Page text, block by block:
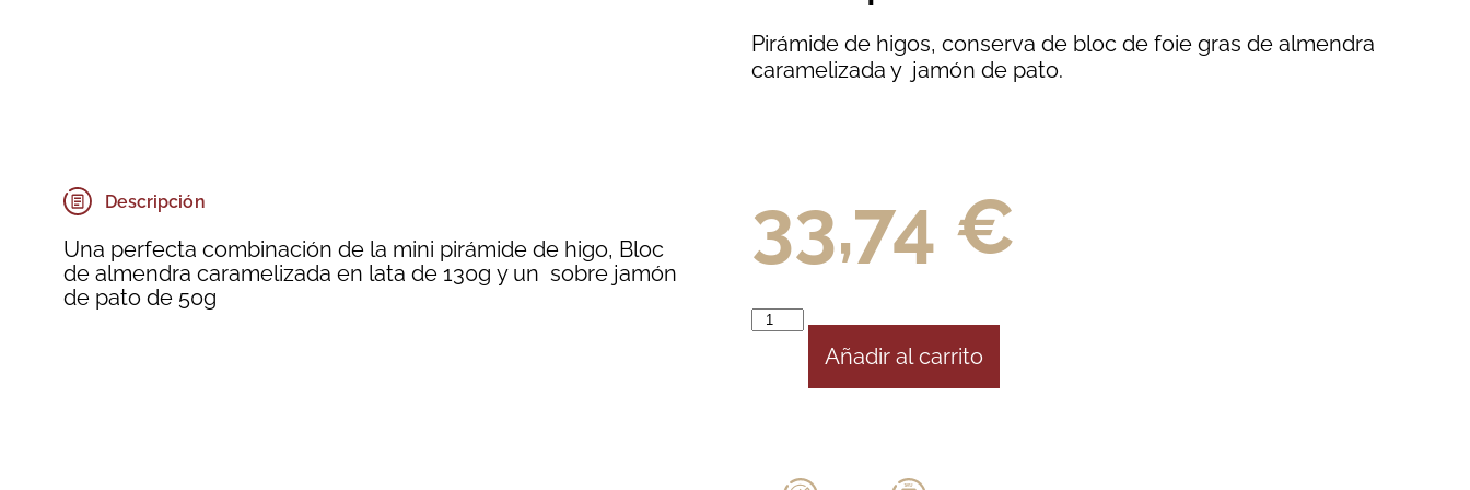
Descripción
Una perfecta combinación de la mini pirámide de higo, Bloc
de almendra caramelizada en lata de 130g y un sobre jamón
de pato de 50g
Pirámide de higos, conserva de bloc de foie gras de almendra
caramelizada y jamón de pato.
33,74 €
Añadir al carrito